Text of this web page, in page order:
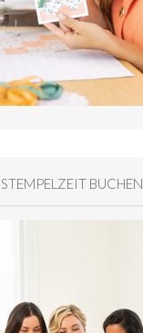
STEMPELZEIT BUCHEN